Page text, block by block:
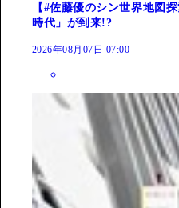
【#佐藤優のシン世界地図
時代」が到来!?
2026年08月07日 07:00